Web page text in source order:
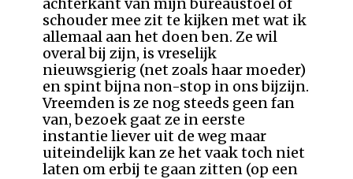
schouder mee zit te kijken met wat ik
allemaal aan het doen ben. Ze wil
overal bij zijn, is vreselijk
nieuwsgierig (net zoals haar moeder)
en spint bijna non-stop in ons bijzijn.
Vreemden is ze nog steeds geen fan
van, bezoek gaat ze in eerste
instantie liever uit de weg maar
uiteindelijk kan ze het vaak toch niet
laten om erbij te gaan zitten (op een